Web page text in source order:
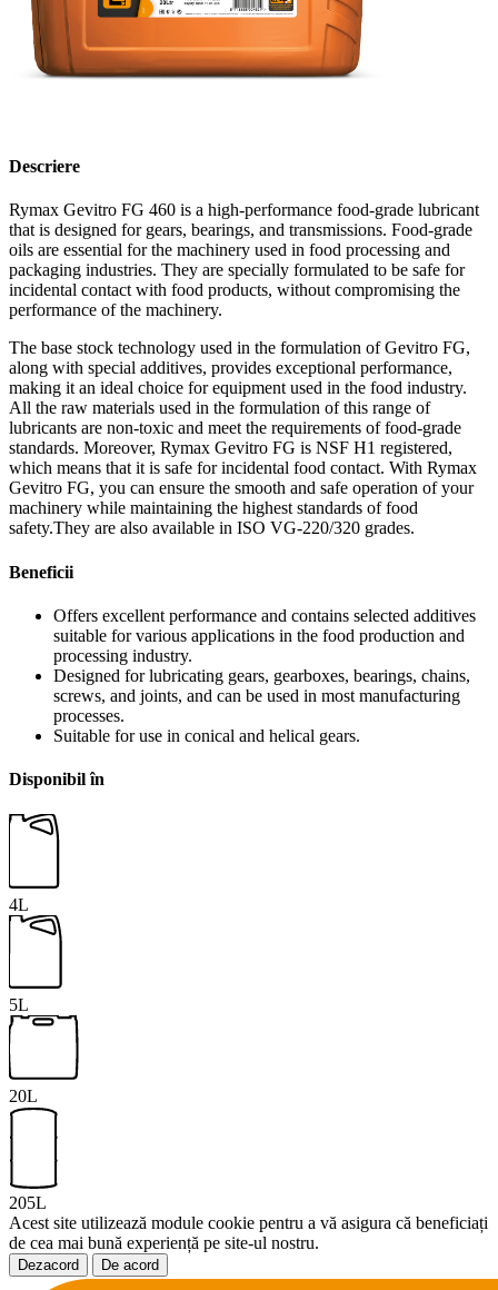
Descriere
Rymax Gevitro FG 460 is a high-performance food-grade lubricant
that is designed for gears, bearings, and transmissions. Food-grade
oils are essential for the machinery used in food processing and
packaging industries. They are specially formulated to be safe for
incidental contact with food products, without compromising the
performance of the machinery.
The base stock technology used in the formulation of Gevitro FG,
along with special additives, provides exceptional performance,
making it an ideal choice for equipment used in the food industry.
All the raw materials used in the formulation of this range of
lubricants are non-toxic and meet the requirements of food-grade
standards. Moreover, Rymax Gevitro FG is NSF H1 registered,
which means that it is safe for incidental food contact. With Rymax
Gevitro FG, you can ensure the smooth and safe operation of your
machinery while maintaining the highest standards of food
safety.They are also available in ISO VG-220/320 grades.
Beneficii
Offers excellent performance and contains selected additives
suitable for various applications in the food production and
processing industry.
Designed for lubricating gears, gearboxes, bearings, chains,
screws, and joints, and can be used in most manufacturing
processes.
Suitable for use in conical and helical gears.
Disponibil în
4L
5L
20L
205L
Acest site utilizează module cookie pentru a vă asigura că beneficiați
de cea mai bună experiență pe site-ul nostru.
Dezacord De acord